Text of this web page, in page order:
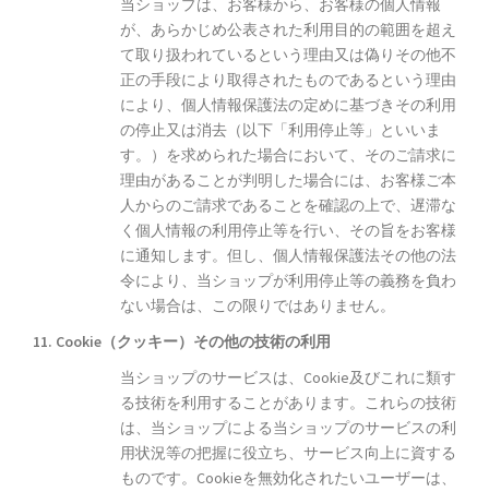
当ショップは、お客様から、お客様の個人情報
が、あらかじめ公表された利用目的の範囲を超え
て取り扱われているという理由又は偽りその他不
正の手段により取得されたものであるという理由
により、個人情報保護法の定めに基づきその利用
の停止又は消去（以下「利用停止等」といいま
す。）を求められた場合において、そのご請求に
理由があることが判明した場合には、お客様ご本
人からのご請求であることを確認の上で、遅滞な
く個人情報の利用停止等を行い、その旨をお客様
に通知します。但し、個人情報保護法その他の法
令により、当ショップが利用停止等の義務を負わ
ない場合は、この限りではありません。
11. Cookie（クッキー）その他の技術の利用
当ショップのサービスは、Cookie及びこれに類す
る技術を利用することがあります。これらの技術
は、当ショップによる当ショップのサービスの利
用状況等の把握に役立ち、サービス向上に資する
ものです。Cookieを無効化されたいユーザーは、